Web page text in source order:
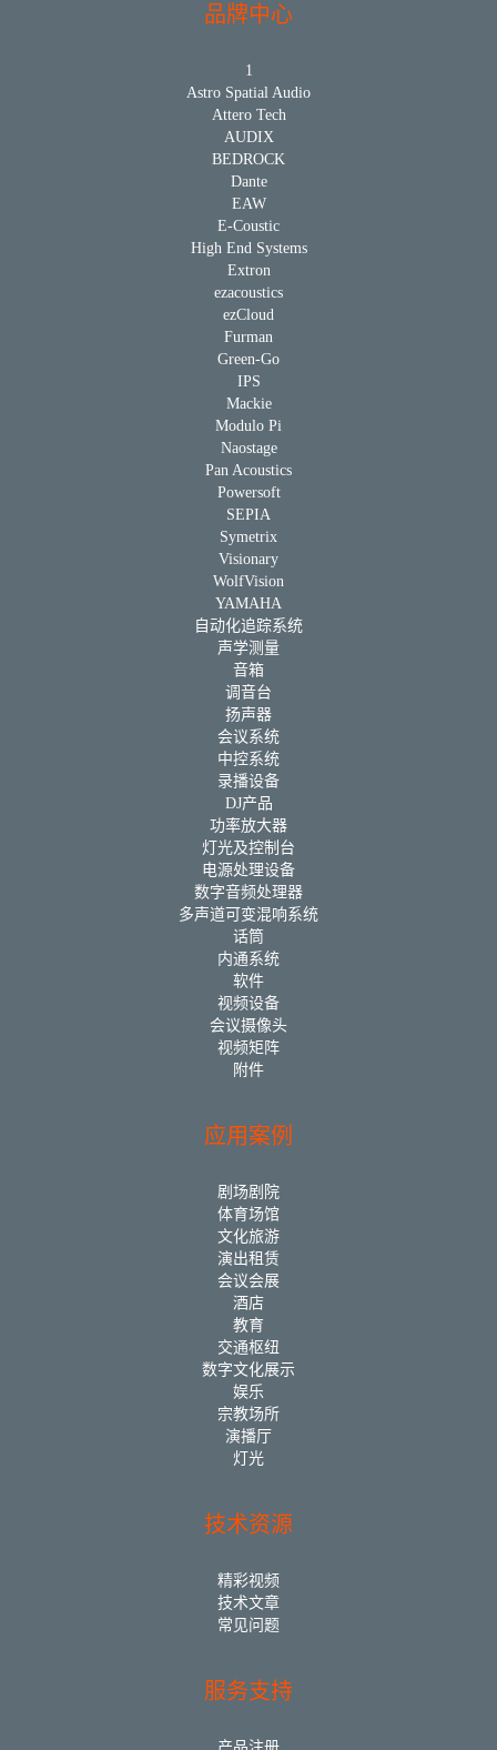
品牌中心
1
Astro Spatial Audio
Attero Tech
AUDIX
BEDROCK
Dante
EAW
E-Coustic
High End Systems
Extron
ezacoustics
ezCloud
Furman
Green-Go
IPS
Mackie
Modulo Pi
Naostage
Pan Acoustics
Powersoft
SEPIA
Symetrix
Visionary
WolfVision
YAMAHA
自动化追踪系统
声学测量
音箱
调音台
扬声器
会议系统
中控系统
录播设备
DJ产品
功率放大器
灯光及控制台
电源处理设备
数字音频处理器
多声道可变混响系统
话筒
内通系统
软件
视频设备
会议摄像头
视频矩阵
附件
应用案例
剧场剧院
体育场馆
文化旅游
演出租赁
会议会展
酒店
教育
交通枢纽
数字文化展示
娱乐
宗教场所
演播厅
灯光
技术资源
精彩视频
技术文章
常见问题
服务支持
产品注册